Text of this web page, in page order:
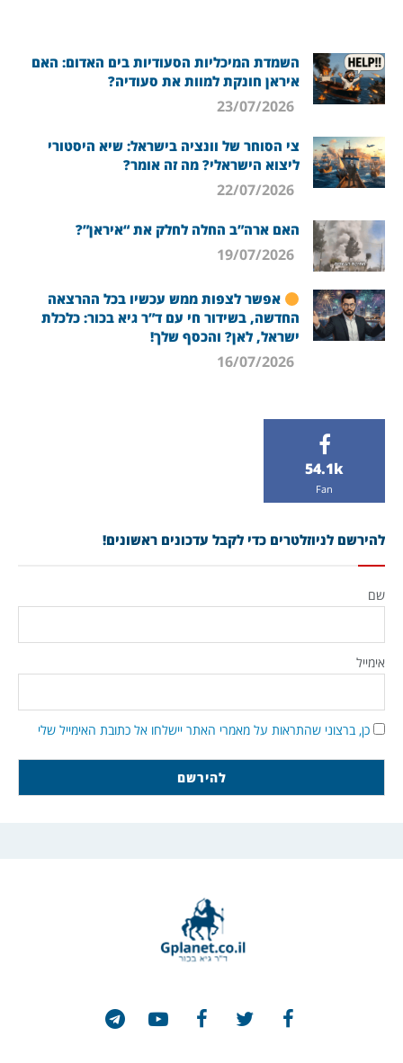
השמדת המיכליות הסעודיות בים האדום: האם
איראן חונקת למוות את סעודיה?
צי הסוחר של וונציה בישראל: שיא היסטורי
ליצוא הישראלי? מה זה אומר?
האם ארה”ב החלה לחלק את “איראן”?
אפשר לצפות ממש עכשיו בכל ההרצאה
החדשה, בשידור חי עם ד”ר גיא בכור: כלכלת
ישראל, לאן? והכסף שלך!
54.1k
Fan
להירשם לניוזלטרים כדי לקבל עדכונים ראשונים!
שם
אימייל
כן, ברצוני שהתראות על מאמרי האתר יישלחו אל כתובת האימייל שלי